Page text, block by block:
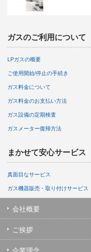
ガスのご利用について
LPガスの概要
ご使用開始/停止の手続き
ガス料金について
ガス料金のお支払い方法
ガス設備の定期検査
ガスメーター復帰方法
まかせて安心サービス
真面目なサービス
ガス機器販売・取り付けサービス
会社概要
ご挨拶